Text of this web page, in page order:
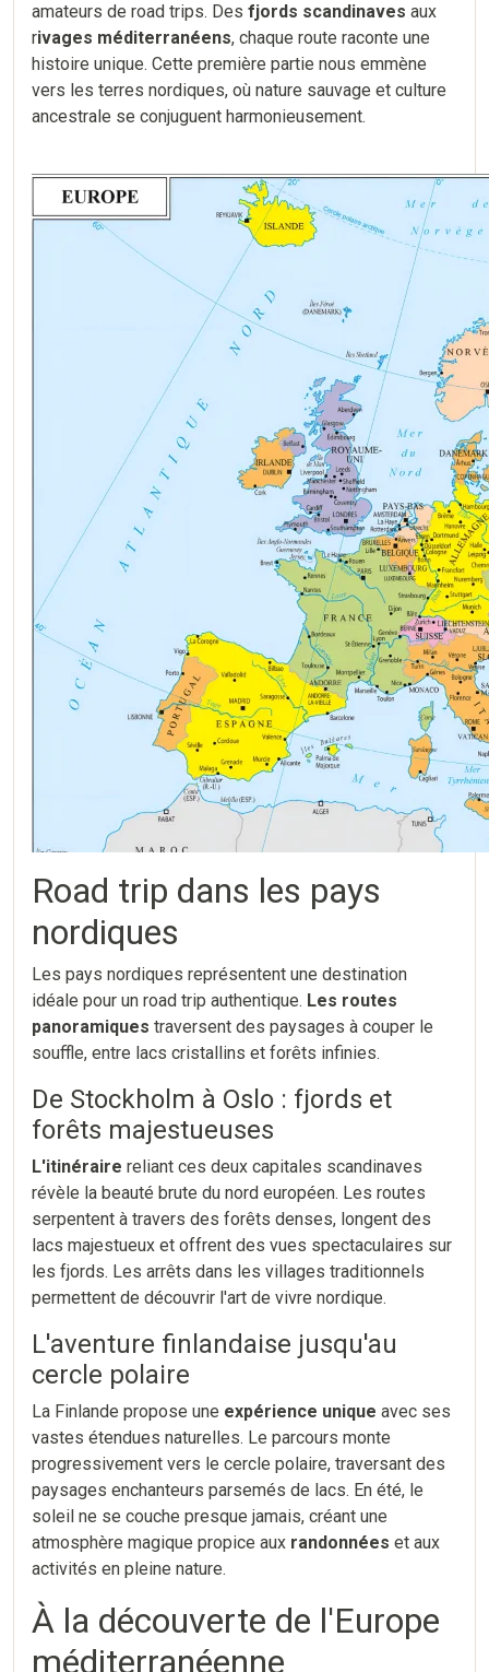
amateurs de road trips. Des fjords scandinaves aux
rivages méditerranéens, chaque route raconte une
histoire unique. Cette première partie nous emmène
vers les terres nordiques, où nature sauvage et culture
ancestrale se conjuguent harmonieusement.
Road trip dans les pays
nordiques
Les pays nordiques représentent une destination
idéale pour un road trip authentique. Les routes
panoramiques traversent des paysages à couper le
souffle, entre lacs cristallins et forêts infinies.
De Stockholm à Oslo : fjords et
forêts majestueuses
L'itinéraire reliant ces deux capitales scandinaves
révèle la beauté brute du nord européen. Les routes
serpentent à travers des forêts denses, longent des
lacs majestueux et offrent des vues spectaculaires sur
les fjords. Les arrêts dans les villages traditionnels
permettent de découvrir l'art de vivre nordique.
L'aventure finlandaise jusqu'au
cercle polaire
La Finlande propose une expérience unique avec ses
vastes étendues naturelles. Le parcours monte
progressivement vers le cercle polaire, traversant des
paysages enchanteurs parsemés de lacs. En été, le
soleil ne se couche presque jamais, créant une
atmosphère magique propice aux randonnées et aux
activités en pleine nature.
À la découverte de l'Europe
méditerranéenne